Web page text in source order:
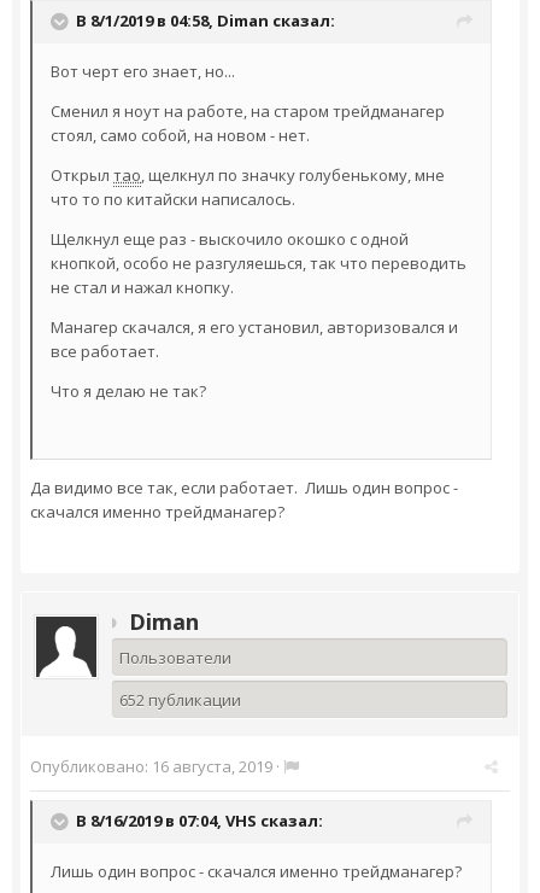
В 8/1/2019 в 04:58, Diman сказал:
Вот черт его знает, но...
Сменил я ноут на работе, на старом трейдманагер
стоял, само собой, на новом - нет.
Открыл тао , щелкнул по значку голубенькому, мне
что то по китайски написалось.
Щелкнул еще раз - выскочило окошко с одной
кнопкой, особо не разгуляешься, так что переводить
не стал и нажал кнопку.
Манагер скачался, я его установил, авторизовался и
все работает.
Что я делаю не так?
Да видимо все так, если работает. Лишь один вопрос -
скачался именно трейдманагер?
Diman
Пользователи
652 публикации
Опубликовано: 16 августа, 2019 ·
В 8/16/2019 в 07:04, VHS сказал:
Лишь один вопрос - скачался именно трейдманагер?